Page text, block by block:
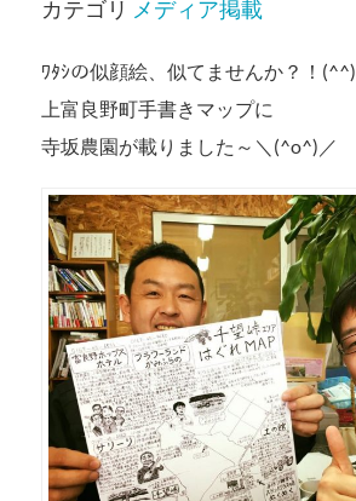
カテゴリ メディア掲載
ﾜﾀｼの似顔絵、似てませんか？！(^^)
上富良野町手書きマップに
寺坂農園が載りました～＼(^o^)／